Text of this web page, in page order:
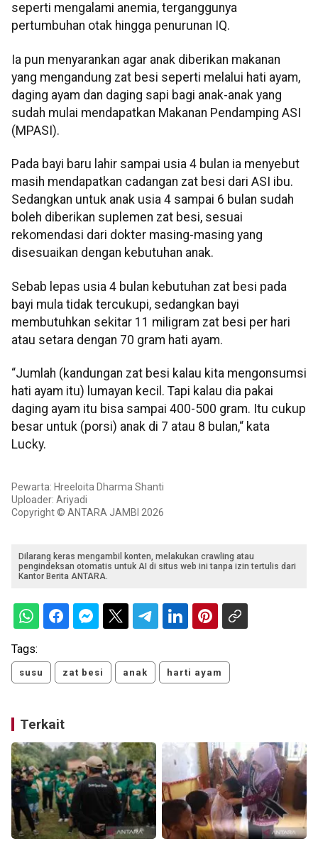
seperti mengalami anemia, terganggunya
pertumbuhan otak hingga penurunan IQ.
Ia pun menyarankan agar anak diberikan makanan
yang mengandung zat besi seperti melalui hati ayam,
daging ayam dan daging sapi bagi anak-anak yang
sudah mulai mendapatkan Makanan Pendamping ASI
(MPASI).
Pada bayi baru lahir sampai usia 4 bulan ia menyebut
masih mendapatkan cadangan zat besi dari ASI ibu.
Sedangkan untuk anak usia 4 sampai 6 bulan sudah
boleh diberikan suplemen zat besi, sesuai
rekomendasi dari dokter masing-masing yang
disesuaikan dengan kebutuhan anak.
Sebab lepas usia 4 bulan kebutuhan zat besi pada
bayi mula tidak tercukupi, sedangkan bayi
membutuhkan sekitar 11 miligram zat besi per hari
atau setara dengan 70 gram hati ayam.
“Jumlah (kandungan zat besi kalau kita mengonsumsi
hati ayam itu) lumayan kecil. Tapi kalau dia pakai
daging ayam itu bisa sampai 400-500 gram. Itu cukup
besar untuk (porsi) anak di 7 atau 8 bulan,“ kata
Lucky.
Pewarta: Hreeloita Dharma Shanti
Uploader: Ariyadi
Copyright © ANTARA JAMBI 2026
Dilarang keras mengambil konten, melakukan crawling atau
pengindeksan otomatis untuk AI di situs web ini tanpa izin tertulis dari
Kantor Berita ANTARA.
Tags:
susu zat besi anak harti ayam
Terkait